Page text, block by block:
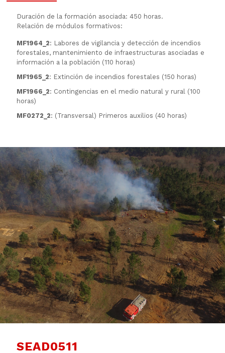
Duración de la formación asociada: 450 horas.
Relación de módulos formativos:
MF1964_2: Labores de vigilancia y detección de incendios
forestales, mantenimiento de infraestructuras asociadas e
información a la población (110 horas)
MF1965_2: Extinción de incendios forestales (150 horas)
MF1966_2: Contingencias en el medio natural y rural (100
horas)
MF0272_2: (Transversal) Primeros auxilios (40 horas)
SEAD0511